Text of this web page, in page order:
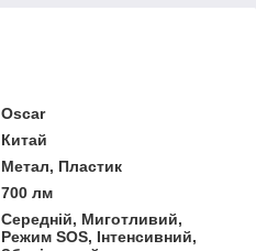
Oscar
Китай
Метал, Пластик
700 лм
Середній, Миготливий,
Режим SOS, Інтенсивний,